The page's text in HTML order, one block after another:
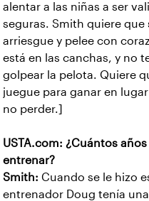
alentar a las niñas a ser
seguras. Smith quiere que
arriesgue y pelee con
está en las canchas, y no
golpear la pelota. Quiere
juegue para ganar en
no perder.]
USTA.com: ¿Cuántos
entrenar?
Smith: Cuando se le hizo
entrenador Doug tenía